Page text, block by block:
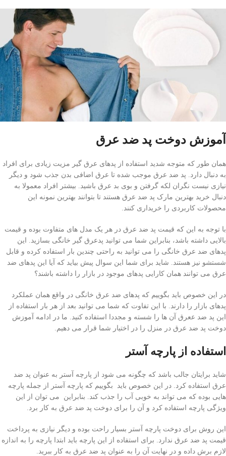
آموزش دوخت پد ضد عرق
همان طور که متوجه شدید استفاده از پدهای عرق گیر مزیت زیادی برای افراد
به دنبال دارد. پد ضد عرق موجب شده تا عرق اضافی بدن جذب شود و دیگر
نیازی نیست نگران لکه گرفتن و بوی بد عرق باشید. بیشتر افراد معمولا به
دنبال خرید بهترین مارک پد ضد عرق هستند تا بتوانند بهترین نمونه این
محصولات کاربردی را خریداری کنند.
با توجه به این که قیمت پد ضد عرق در هر یک مدل های متفاوت بوده و قیمت
بالایی داشته باشد، بنابراین شما می توانید پدعرق گیر خانگی بسازید. این
پدهای ضد عرق خانگی را می توانید به راحتی چندین بار استفاده کرده و قابل
شستشو نیز هستند. شاید برای شما این سوال پیش بیاید که آیا این پدهای ضد
عرق می توانند همان کارایی پدهای موجود در بازار را داشته باشند؟
در این خصوص باید بگوییم که پدهای ضد عرق خانگی در واقع همان عملکرد
پدهای بازار را دارند. با این تفاوت که شما می توانید بعد از هر بار استفاده از
این پد ضد ععرق آن ها را شسته و مجددا استفاده کنید. ما در ادامه آموزش
دوخت پد ضد عرق در منزل را در اختیار شما قرار می دهیم.
استفاده از پارچه آستر
شاید برایتان جالب باشد که چگونه می شود از پارچه آستر به عنوان پد ضد
عرق استفاده کرد. در این خصوص باید بگوییم که پارچه آستر از جمله پارچه
هایی بوده که می تواند به خوبی آب را جذب کند. بنابراین می توان از این
ویژگی پارچه استفاده کرد و آن را برای دوخت پد ضد عرق به کار برد.
این روش برای دوخت پارچه آستر بسیار راحت بوده و دیگر نیازی به پرداخت
قیمت پد ضد عرق ندارد. برای استفاده از این پارچه باید ابتدا پارچه را به اندازه
لازم برش داده و در نهایت آن را به عنوان پد ضد عرق به کار ببرید.